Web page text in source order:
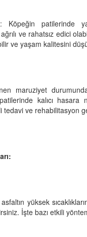
Köpeğin patilerinde
ve rahatsız edici
ve yaşam kalitesini
maruziyet
patilerinde kalıcı
tedavi ve rehabilitasyon
yüksek
İşte bazı etkili